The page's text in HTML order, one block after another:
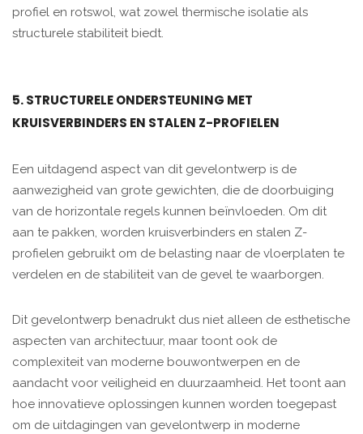
profiel en rotswol, wat zowel thermische isolatie als
structurele stabiliteit biedt.
5. STRUCTURELE ONDERSTEUNING MET
KRUISVERBINDERS EN STALEN Z-PROFIELEN
Een uitdagend aspect van dit gevelontwerp is de
aanwezigheid van grote gewichten, die de doorbuiging
van de horizontale regels kunnen beïnvloeden. Om dit
aan te pakken, worden kruisverbinders en stalen Z-
profielen gebruikt om de belasting naar de vloerplaten te
verdelen en de stabiliteit van de gevel te waarborgen.
Dit gevelontwerp benadrukt dus niet alleen de esthetische
aspecten van architectuur, maar toont ook de
complexiteit van moderne bouwontwerpen en de
aandacht voor veiligheid en duurzaamheid. Het toont aan
hoe innovatieve oplossingen kunnen worden toegepast
om de uitdagingen van gevelontwerp in moderne